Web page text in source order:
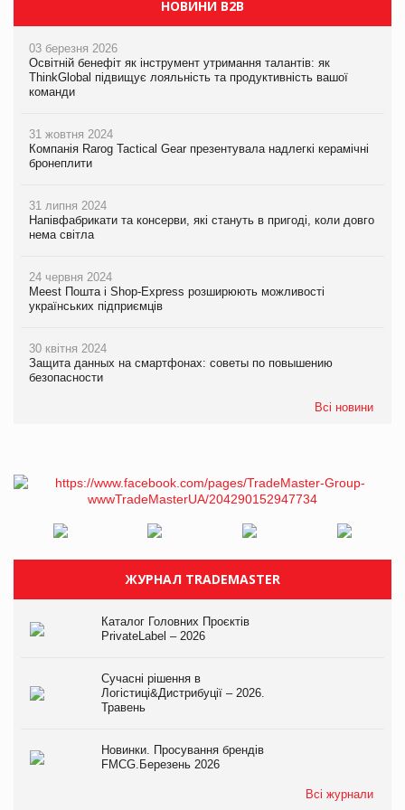
НОВИНИ B2B
03 березня 2026
Освітній бенефіт як інструмент утримання талантів: як
ThinkGlobal підвищує лояльність та продуктивність вашої
команди
31 жовтня 2024
Компанія Rarog Tactical Gear презентувала надлегкі керамічні
бронеплити
31 липня 2024
Напівфабрикати та консерви, які стануть в пригоді, коли довго
нема світла
24 червня 2024
Meest Пошта і Shop-Express розширюють можливості
українських підприємців
30 квітня 2024
Защита данных на смартфонах: советы по повышению
безопасности
Всі новини
ЖУРНАЛ TRADEMASTER
Каталог Головних Проєктів
PrivateLabel – 2026
Сучасні рішення в
Логістиці&Дистрибуції – 2026.
Травень
Новинки. Просування брендів
FMCG.Березень 2026
Всі журнали